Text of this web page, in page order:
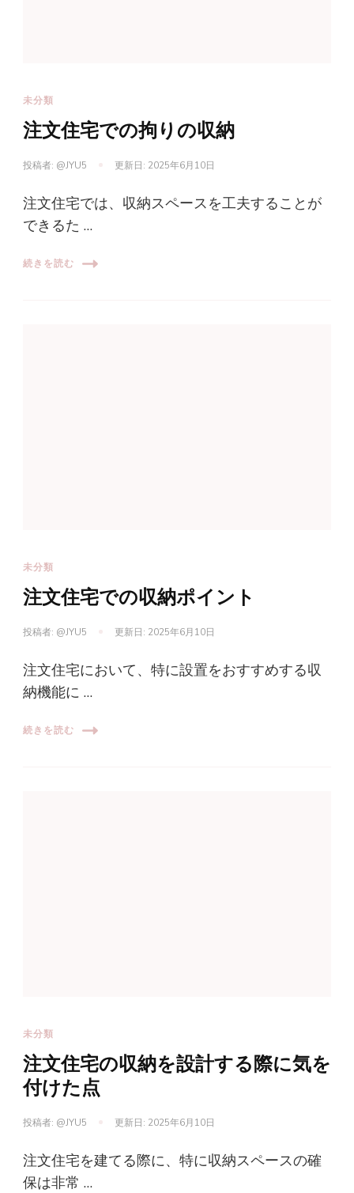
未分類
注文住宅での拘りの収納
投稿者: @JYU5 更新日: 2025年6月10日
注文住宅では、収納スペースを工夫することが
できるた …
続きを読む
未分類
注文住宅での収納ポイント
投稿者: @JYU5 更新日: 2025年6月10日
注文住宅において、特に設置をおすすめする収
納機能に …
続きを読む
未分類
注文住宅の収納を設計する際に気を
付けた点
投稿者: @JYU5 更新日: 2025年6月10日
注文住宅を建てる際に、特に収納スペースの確
保は非常 …